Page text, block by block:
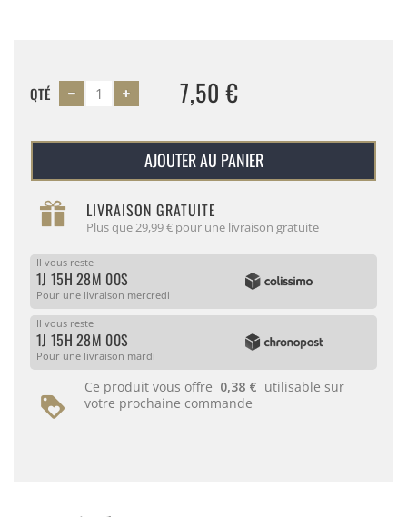
QTÉ 7,50 €
AJOUTER AU PANIER
LIVRAISON GRATUITE
Plus que 29,99 € pour une livraison gratuite
Il vous reste
1J 15H 27M 59S
Pour une livraison mercredi
Il vous reste
1J 15H 27M 59S
Pour une livraison mardi
Ce produit vous offre 0,38 € utilisable sur
votre prochaine commande